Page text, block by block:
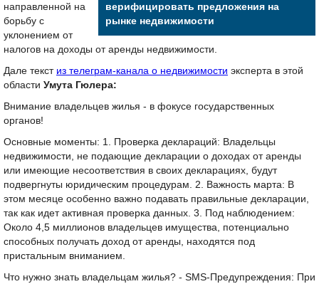
верифицировать предложения на
рынке недвижимости
направленной на
борьбу с
уклонением от
налогов на доходы от аренды недвижимости.
Дале текст из телеграм-канала о недвижимости эксперта в этой
области Умута Гюлера:
Внимание владельцев жилья - в фокусе государственных
органов!
Основные моменты: 1. Проверка деклараций: Владельцы
недвижимости, не подающие декларации о доходах от аренды
или имеющие несоответствия в своих декларациях, будут
подвергнуты юридическим процедурам. 2. Важность марта: В
этом месяце особенно важно подавать правильные декларации,
так как идет активная проверка данных. 3. Под наблюдением:
Около 4,5 миллионов владельцев имущества, потенциально
способных получать доход от аренды, находятся под
пристальным вниманием.
Что нужно знать владельцам жилья? - SMS-Предупреждения: При